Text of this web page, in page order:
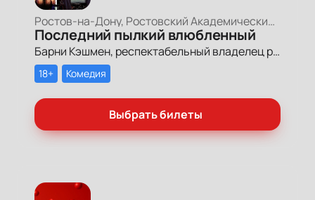
Ростов-на-Дону, Ростовский Академический Театр Драмы, Малая сцена
Последний пылкий влюбленный
Барни Кэшмен, респектабельный владелец рыбного ресторана, решает выйти из серой и скучной жизни, назначая свидания с женщинами в квартире своей матушки, что помогает ему осознать, что он далеко не самый несчастный человек в мире.
18+ Комедия
Выбрать билеты